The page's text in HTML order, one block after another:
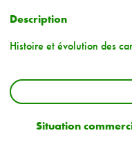
Description
Histoire et évolution des
Situation